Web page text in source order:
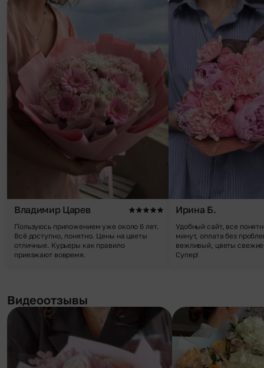
Владимир Царев
Пользуюсь приложением уже около 6 лет.
Всё доступно, понятно. Цены на цветы
отличные. Курьеры как правило
приезжают вовремя.
Ирина Б.
Удобный сайт, все
минут, оплата без
вежливый, цветы
Супер!
Видеоотзывы